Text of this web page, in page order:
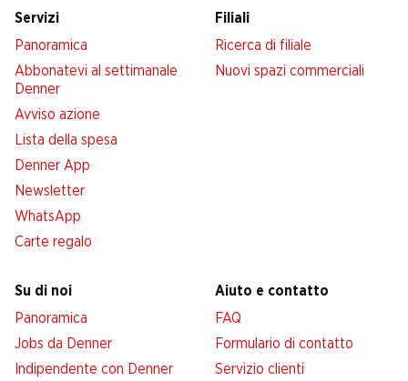
Servizi
Panoramica
Abbonatevi al settimanale
Denner
Avviso azione
Lista della spesa
Denner App
Newsletter
WhatsApp
Carte regalo
Filiali
Ricerca di filiale
Nuovi spazi commerciali
Su di noi
Panoramica
Jobs da Denner
Indipendente con Denner
Aiuto e contatto
FAQ
Formulario di contatto
Servizio clienti